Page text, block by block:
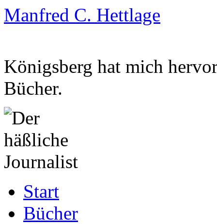
Manfred C. Hettlage
Königsberg hat mich
Bücher.
Inhalt
springenStart
Bücher